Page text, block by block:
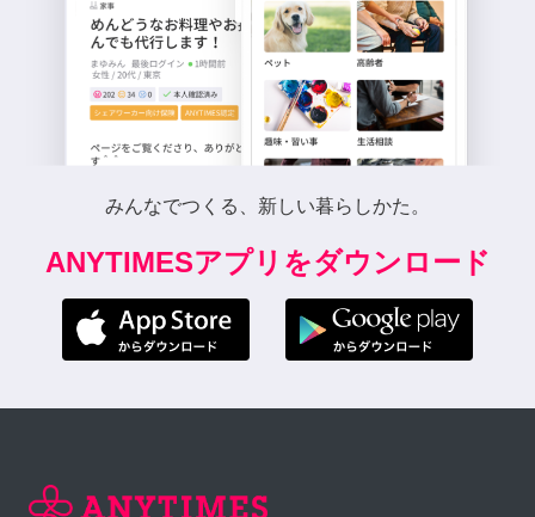
みんなでつくる、新しい暮らしかた。
ANYTIMESアプリをダウンロード